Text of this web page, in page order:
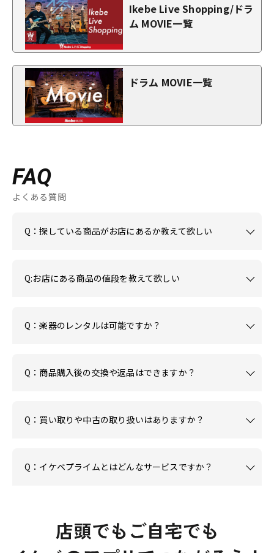
Ikebe Live Shopping/ドラ
ム MOVIE一覧
ドラム MOVIE一覧
FAQ
よくある質問
Q：探している商品がお店にあるか教えて欲しい
Q:お店にある商品の値段を教えて欲しい
Q：楽器のレンタルは可能ですか？
Q：商品購入後の交換や返品はできますか？
Q：買い取りや中古の取り扱いはありますか？
Q：イケベプライムとはどんなサービスですか？